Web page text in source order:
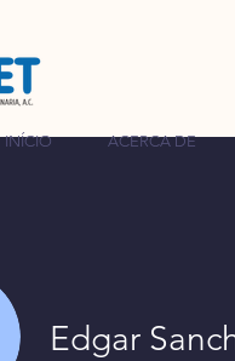
INÍCIO ACERCA DE
Edgar